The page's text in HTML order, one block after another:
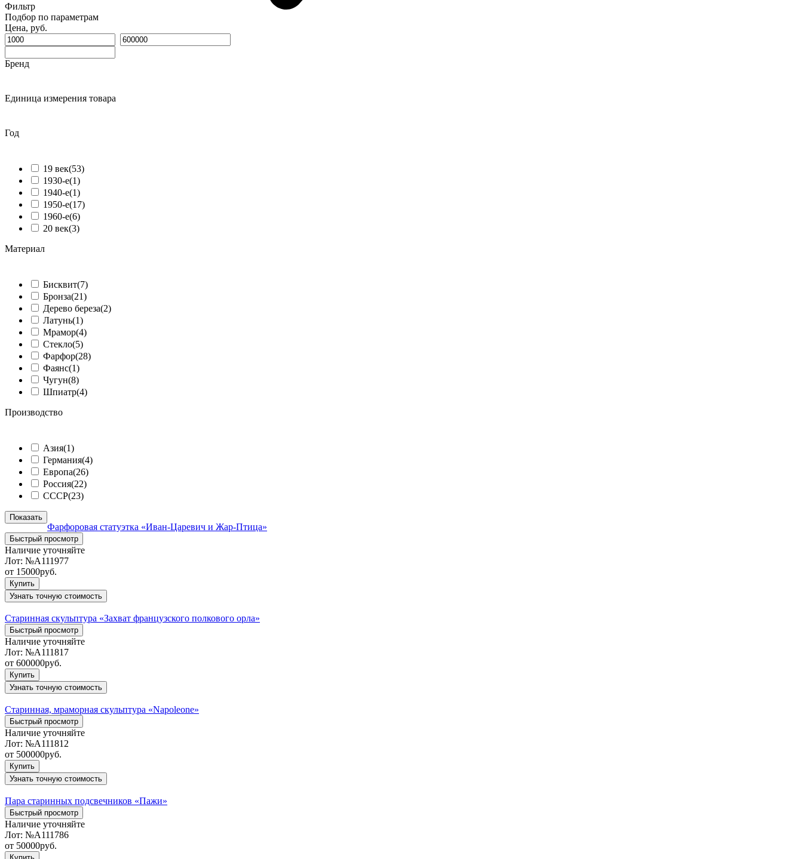
Фильтр
Подбор по параметрам
Цена, руб.
Бренд
Единица измерения товара
Год
19 век(53)
1930-е(1)
1940-е(1)
1950-е(17)
1960-е(6)
20 век(3)
Материал
Бисквит(7)
Бронза(21)
Дерево береза(2)
Латунь(1)
Мрамор(4)
Стекло(5)
Фарфор(28)
Фаянс(1)
Чугун(8)
Шпиатр(4)
Производство
Азия(1)
Германия(4)
Европа(26)
Россия(22)
СССР(23)
Показать
Фарфоровая статуэтка «Иван-Царевич и Жар-Птица»
Быстрый просмотр
Наличие уточняйте
Лот: №А111977
от 15000руб.
Купить
Узнать точную стоимость
Старинная скульптура «Захват французского полкового орла»
Быстрый просмотр
Наличие уточняйте
Лот: №А111817
от 600000руб.
Купить
Узнать точную стоимость
Старинная, мраморная скульптура «Napoleone»
Быстрый просмотр
Наличие уточняйте
Лот: №А111812
от 500000руб.
Купить
Узнать точную стоимость
Пара старинных подсвечников «Пажи»
Быстрый просмотр
Наличие уточняйте
Лот: №А111786
от 50000руб.